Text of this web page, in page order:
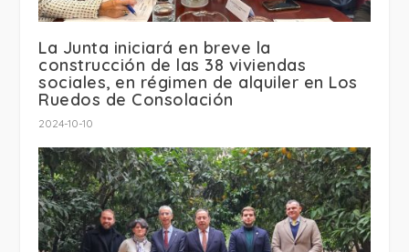
La Junta iniciará en breve la
construcción de las 38 viviendas
sociales, en régimen de alquiler en Los
Ruedos de Consolación
2024-10-10